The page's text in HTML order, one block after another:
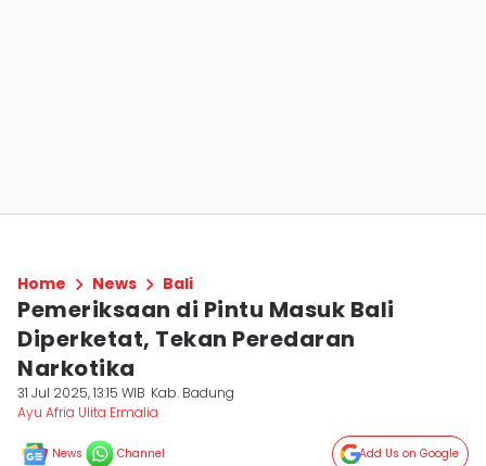
Home News Bali
Pemeriksaan di Pintu Masuk Bali
Diperketat, Tekan Peredaran
Narkotika
31 Jul 2025, 13:15 WIB Kab. Badung
Ayu Afria Ulita Ermalia
News Channel Add Us on Google